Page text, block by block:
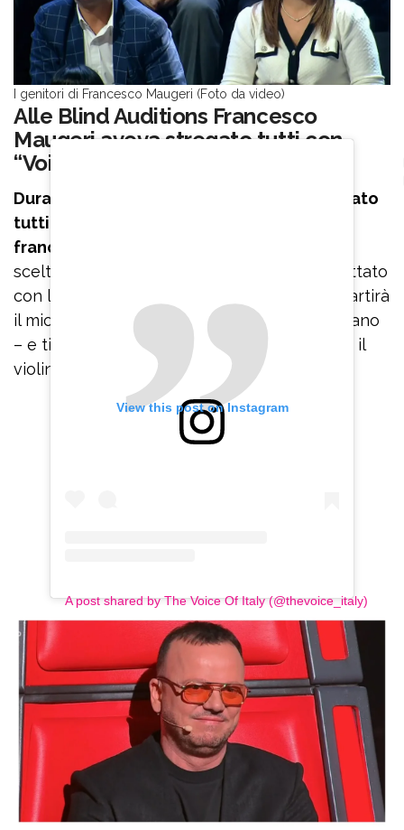
I genitori di Francesco Maugeri (Foto da video)
Alle Blind Auditions Francesco
Maugeri aveva stregato tutti con
“Voilà”
Durante le Blind Auditions aveva conquistato
tutti cantando “Voilà”, brano in lingua
francese
scelto come coach Gigi D’Alessio aveva duettato
con lui sulle note di “Mon amour”. “A breve partirà
il mio tour – aveva detto il cantante napoletano
– e ti voglio con me nei palazzetti a suonare il
violino”.
View this post on Instagram
A post shared by The Voice Of Italy (@thevoice_italy)